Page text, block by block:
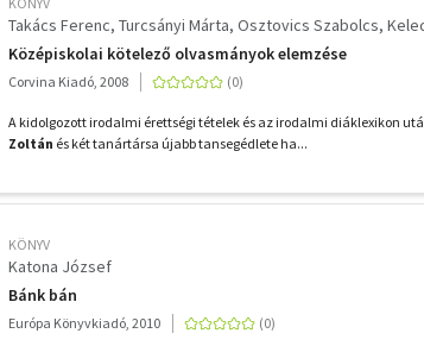
Takács Ferenc Turcsányi Márta Osztovics Szabolcs
Középiskolai kötelező olvasmányok elemzése
Corvina Kiadó, 2008
A kidolgozott irodalmi érettségi tételek és az irodalmi diáklexikon
Zoltán és két tanártársa újabb tansegédlete ha...
KÖNYV
Katona József
Bánk bán
Európa Könyvkiadó, 2010